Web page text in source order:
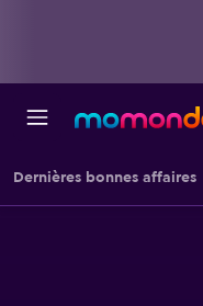
Dernières bonnes affaires